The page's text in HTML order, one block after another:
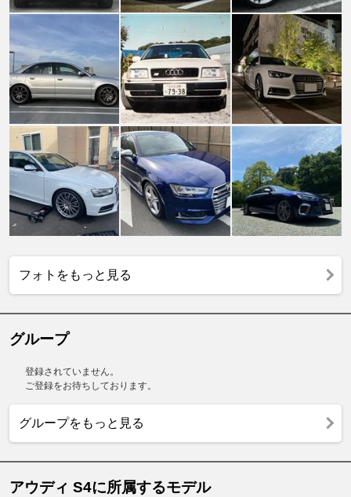
フォトをもっと見る
グループ
登録されていません。
ご登録をお待ちしております。
グループをもっと見る
アウディ S4に所属するモデル